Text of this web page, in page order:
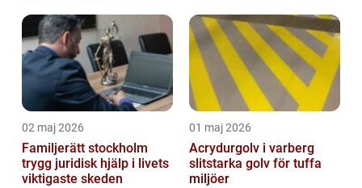
inomhusklimat
02 maj 2026
Familjerätt stockholm
trygg juridisk hjälp i livets
viktigaste skeden
01 maj 2026
Acrydurgolv i varberg
slitstarka golv för tuffa
miljöer